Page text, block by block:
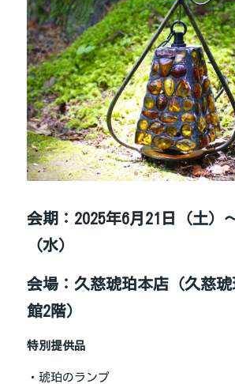
会期：2025年6月21日（土）
（水）
会場：久慈琥珀本店（久慈
館2階）
特別提供品
・琥珀のランプ